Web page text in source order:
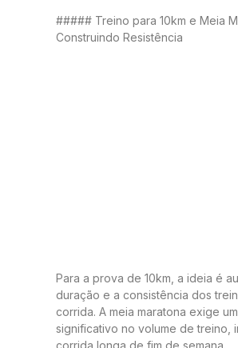
##### Treino para 10km e Meia
Construindo Resistência
Para a prova de 10km, a ideia é
duração e a consistência dos
corrida. A meia maratona exige
significativo no volume de treino,
corrida longa de fim de semana.